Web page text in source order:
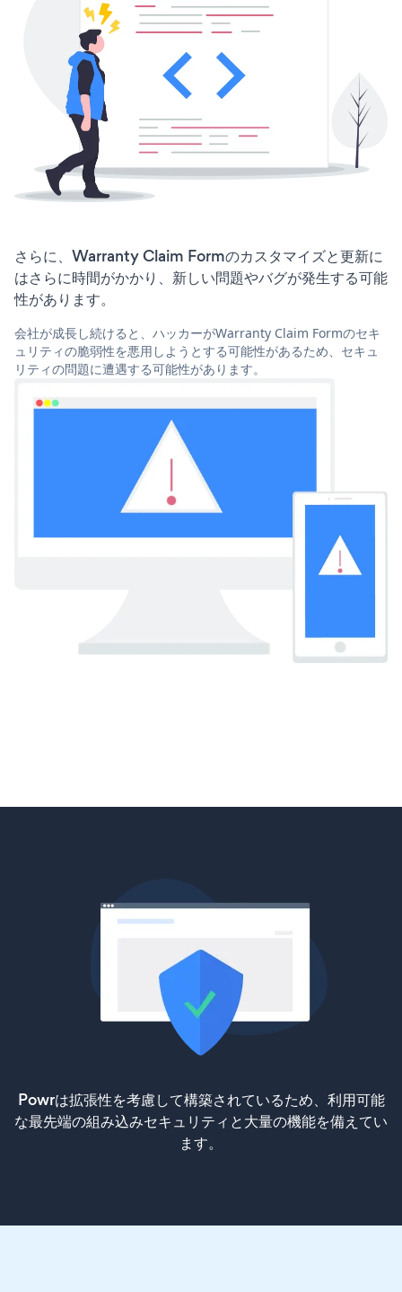
さらに、Warranty Claim Formのカスタマイズと更新に
はさらに時間がかかり、新しい問題やバグが発生する可能
性があります。
会社が成長し続けると、ハッカーがWarranty Claim Formのセキ
ュリティの脆弱性を悪用しようとする可能性があるため、セキュ
リティの問題に遭遇する可能性があります。
Powrは拡張性を考慮して構築されているため、利用可能
な最先端の組み込みセキュリティと大量の機能を備えてい
ます。